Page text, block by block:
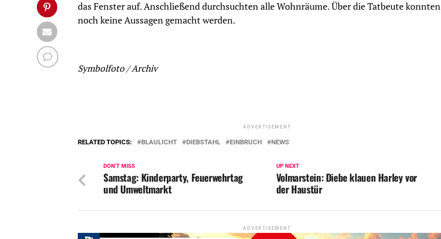
das Fenster auf. Anschließend durchsuchten alle Wohnräume. Über die Tatbeute konnten
noch keine Aussagen gemacht werden.
Symbolfoto / Archiv
ADVERTISEMENT
RELATED TOPICS: BLAULICHT DIEBSTAHL EINBRUCH NEWS
UP NEXT
Volmarstein: Diebe klauen Harley vor
der Haustür
DON'T MISS
Samstag: Kinderparty, Feuerwehrtag
und Umweltmarkt
ADVERTISEMENT